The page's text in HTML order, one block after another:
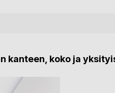
kanteen, koko ja